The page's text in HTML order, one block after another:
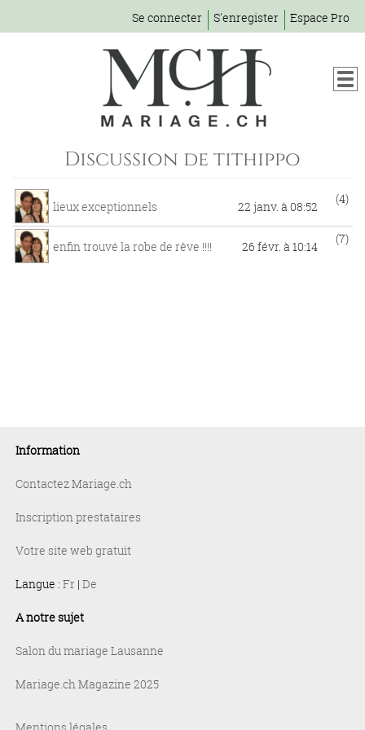
Se connecter S'enregister Espace Pro
Discussion de tithippo
lieux exceptionnels (4)
22 janv. à 08:52
enfin trouvé la robe de rêve !!!! (7)
26 févr. à 10:14
Information
Contactez Mariage.ch
Inscription prestataires
Votre site web gratuit
Langue : Fr | De
A notre sujet
Salon du mariage Lausanne
Mariage.ch Magazine 2025